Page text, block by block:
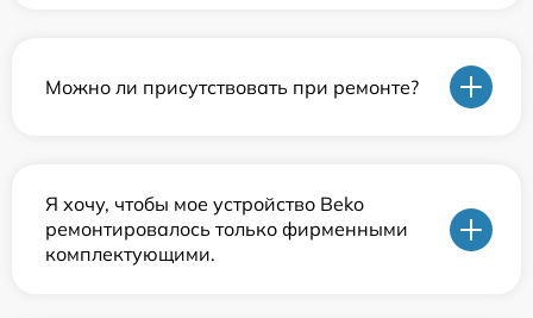
Можно ли присутствовать при ремонте?
Я хочу, чтобы мое устройство Beko
ремонтировалось только фирменными
комплектующими.